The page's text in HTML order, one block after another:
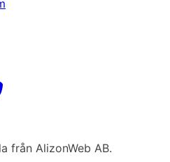
från AlizonWeb AB.